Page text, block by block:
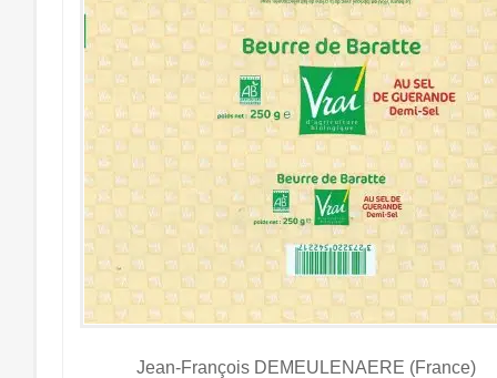
Jean-François DEMEULENAERE (France)